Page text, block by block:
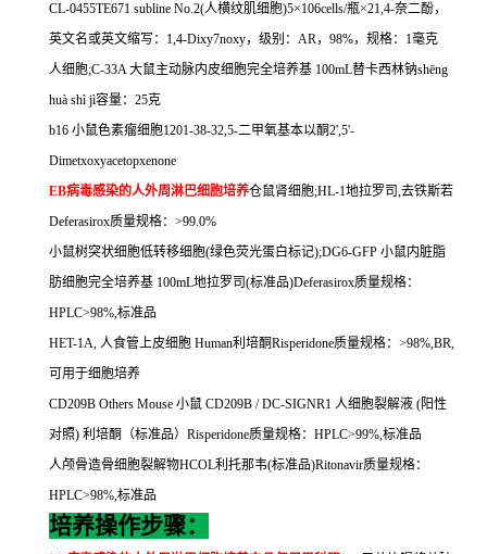
CL-0455TE671 subline No.2(人横纹肌细胞)5×106cells/瓶×21,4-奈二酚，
英文名或英文缩写： 1,4-Dixy7noxy，级别： AR， 98%，规格： 1毫克
人细胞;C-33A大鼠主动脉内皮细胞完全培养基 100mL替卡西林钠shēng
huà shì jì容量： 25克
b16 小鼠色素瘤细胞1201-38-32,5-二甲氧基本以酮2',5'-
Dimetxoxyacetopxenone
EB病毒感染的人外周淋巴细胞培养仓鼠肾细胞;HL-1地拉罗司 ,去铁斯若
Deferasirox质量规格： >99.0%
小鼠树突状细胞低转移细胞(绿色荧光蛋白标记);DG6-GFP 小鼠内脏脂
肪细胞完全培养基 100mL地拉罗司 (标准品)Deferasirox质量规格：
HPLC>98%,标准品
HET-1A, 人食管上皮细胞 Human利培酮Risperidone质量规格： >98%,BR,
可用于细胞培养
CD209B Others Mouse 小鼠 CD209B / DC-SIGNR1 人细胞裂解液 (阳性
对照) 利培酮（标准品） Risperidone质量规格： HPLC>99%,标准品
人颅骨造骨细胞裂解物HCOL利托那韦(标准品)Ritonavir质量规格：
HPLC>98%,标准品
培养操作步骤：